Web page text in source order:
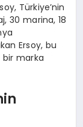
Türkiye’nin
30 marina, 18
Ersoy, bu
bir marka